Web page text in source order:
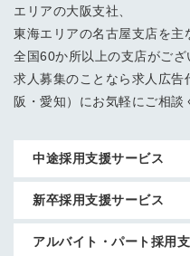
エリアの大阪支社、
東海エリアの名古屋支店を
全国60か所以上の支店がござ
求人募集のことなら求人広
阪・愛知）にお気軽にご相談
中途採用支援サービス
新卒採用支援サービス
アルバイト・パート採用